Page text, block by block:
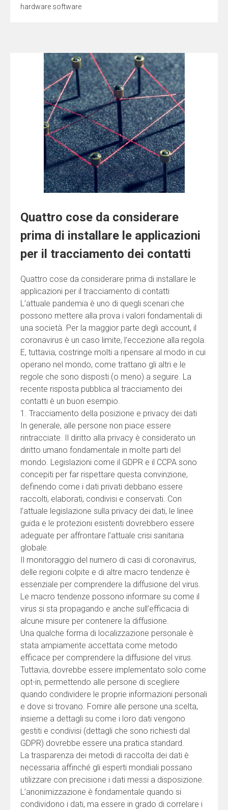
hardware software
Quattro cose da considerare
prima di installare le applicazioni
per il tracciamento dei contatti
Quattro cose da considerare prima di installare le
applicazioni per il tracciamento di contatti
L’attuale pandemia è uno di quegli scenari che
possono mettere alla prova i valori fondamentali di
una società. Per la maggior parte degli account, il
coronavirus è un caso limite, l’eccezione alla regola.
E, tuttavia, costringe molti a ripensare al modo in cui
operano nel mondo, come trattano gli altri e le
regole che sono disposti (o meno) a seguire. La
recente risposta pubblica al tracciamento dei
contatti è un buon esempio.
1. Tracciamento della posizione e privacy dei dati
In generale, alle persone non piace essere
rintracciate. Il diritto alla privacy è considerato un
diritto umano fondamentale in molte parti del
mondo. Legislazioni come il GDPR e il CCPA sono
concepiti per far rispettare questa convinzione,
definendo come i dati privati debbano essere
raccolti, elaborati, condivisi e conservati. Con
l’attuale legislazione sulla privacy dei dati, le linee
guida e le protezioni esistenti dovrebbero essere
adeguate per affrontare l’attuale crisi sanitaria
globale.
Il monitoraggio del numero di casi di coronavirus,
delle regioni colpite e di altre macro tendenze è
essenziale per comprendere la diffusione del virus.
Le macro tendenze possono informare su come il
virus si sta propagando e anche sull’efficacia di
alcune misure per contenere la diffusione.
Una qualche forma di localizzazione personale è
stata ampiamente accettata come metodo
efficace per comprendere la diffusione del virus.
Tuttavia, dovrebbe essere implementato solo come
opt-in, permettendo alle persone di scegliere
quando condividere le proprie informazioni personali
e dove si trovano. Fornire alle persone una scelta,
insieme a dettagli su come i loro dati vengono
gestiti e condivisi (dettagli che sono richiesti dal
GDPR) dovrebbe essere una pratica standard.
La trasparenza dei metodi di raccolta dei dati è
necessaria affinché gli esperti mondiali possano
utilizzare con precisione i dati messi a disposizione.
L’anonimizzazione è fondamentale quando si
condividono i dati, ma essere in grado di correlare i